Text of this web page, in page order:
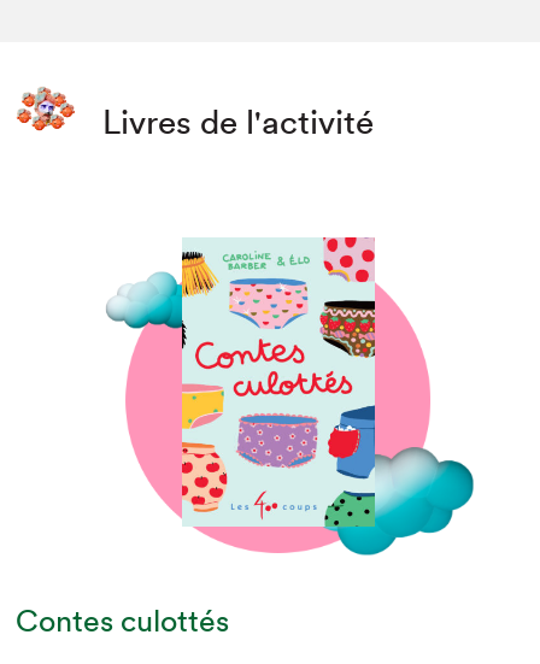
Livres de l'activité
Contes culottés